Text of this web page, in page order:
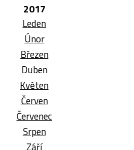
2017
Leden
Únor
Březen
Duben
Květen
Červen
Červenec
Srpen
Září